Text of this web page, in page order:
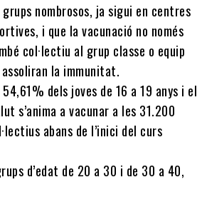
nombrosos, ja sigui en centres
i que la vacunació no només
col·lectiu al grup classe o equip
assoliran la immunitat.
dels joves de 16 a 19 anys i el
s’anima a vacunar a les 31.200
abans de l’inici del curs
d’edat de 20 a 30 i de 30 a 40,